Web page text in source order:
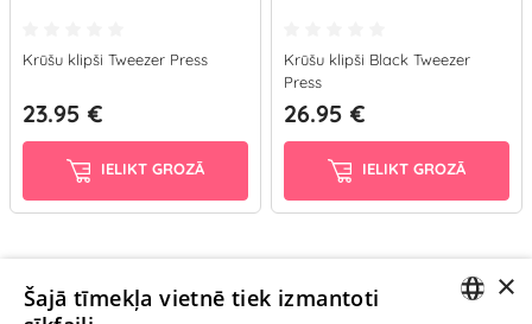
Krūšu klipši Tweezer Press
23.95 €
IELIKT GROZĀ
Krūšu klipši Black Tweezer
Press
26.95 €
IELIKT GROZĀ
Ievērībai: Yesyes.lv satur atklātu seksuālu informāciju un attēlus. Lietot
šo vietni vari tikai no 18 gadu vecuma.
×
Šajā tīmekļa vietnē tiek izmantoti